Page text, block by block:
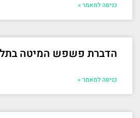
כניסה למאמר »
הדברת פשפש המיטה
כניסה למאמר »